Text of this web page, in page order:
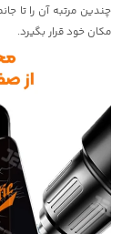
چندین مرتبه آن را تا
مکان خود قرار بگیرد.